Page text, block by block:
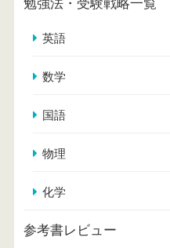
勉強法・受験戦略一覧
英語
数学
国語
物理
化学
参考書レビュー